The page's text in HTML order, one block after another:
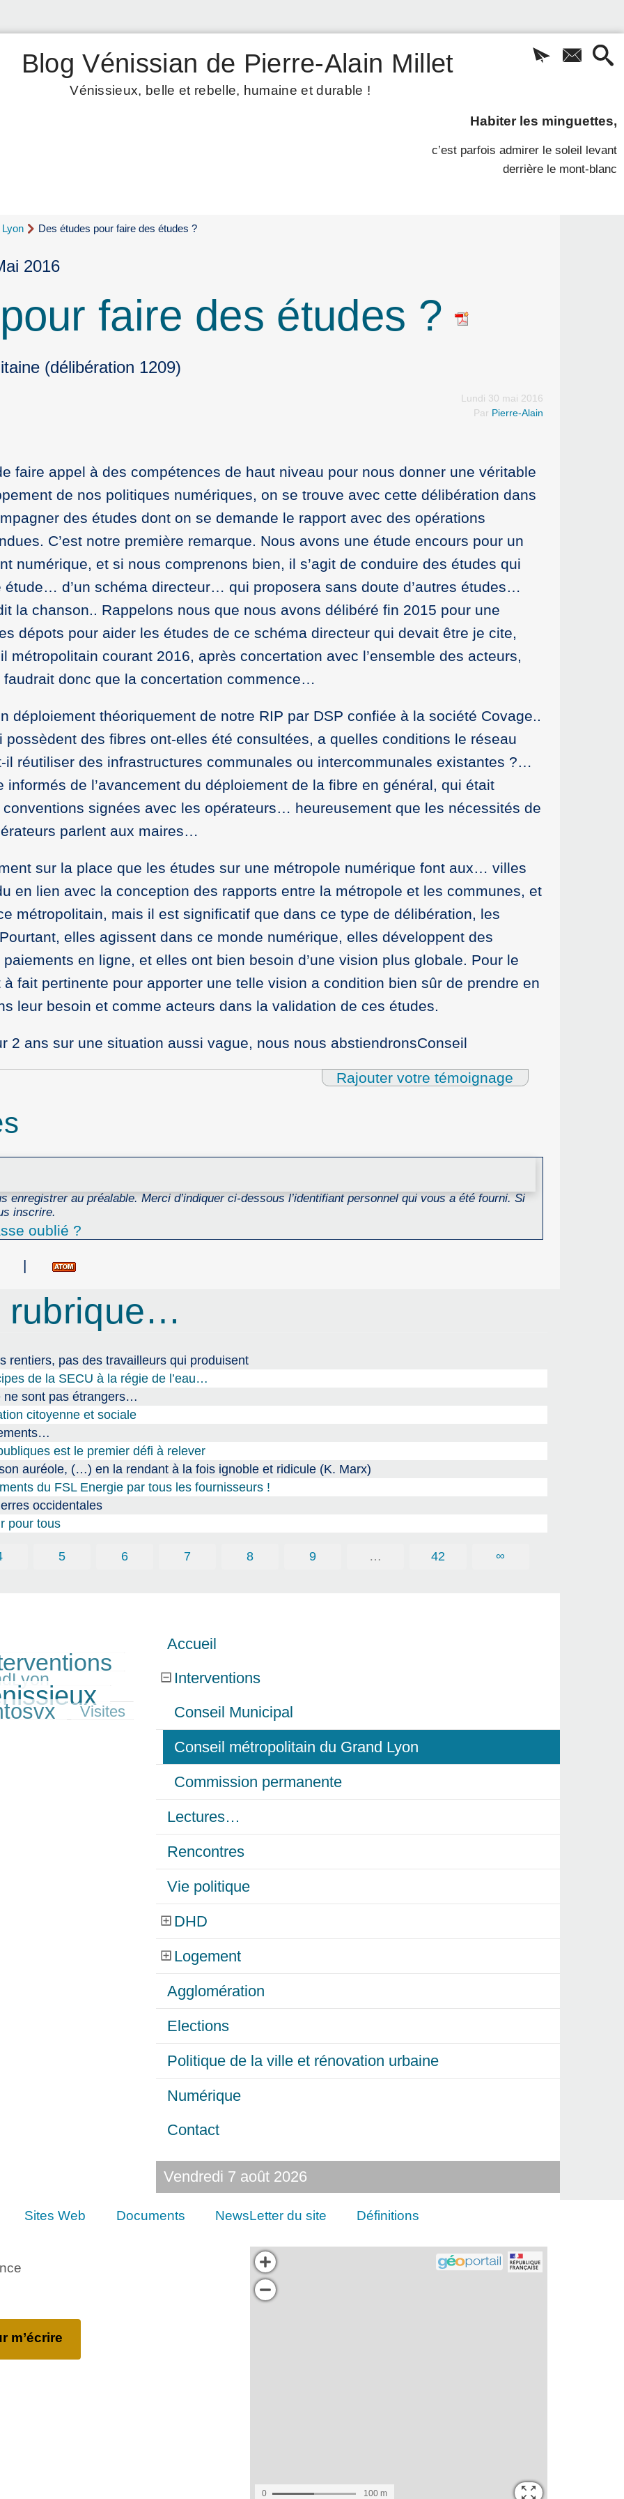
Blog Vénissian de Pierre-Alain Millet
Vénissieux, belle et rebelle, humaine et durable !
Habiter les minguettes,
c’est parfois admirer le soleil levant
derrière le mont-blanc
Des études pour faire des études ?
2016
faire des études ?
(délibération 1209)
Lundi 30 mai 2016
Par Pierre-Alain
faire appel à des compétences de haut niveau pour nous donner une véritable
de nos politiques numériques, on se trouve avec cette délibération dans
des études dont on se demande le rapport avec des opérations
C’est notre première remarque. Nous avons une étude encours pour un
numérique, et si nous comprenons bien, il s’agit de conduire des études qui
étude… d’un schéma directeur… qui proposera sans doute d’autres études…
la chanson.. Rappelons nous que nous avons délibéré fin 2015 pour une
dépots pour aider les études de ce schéma directeur qui devait être je cite,
métropolitain courant 2016, après concertation avec l’ensemble des acteurs,
donc que la concertation commence…
déploiement théoriquement de notre RIP par DSP confiée à la société Covage..
des fibres ont-elles été consultées, a quelles conditions le réseau
il réutiliser des infrastructures communales ou intercommunales existantes ?…
de l’avancement du déploiement de la fibre en général, qui était
signées avec les opérateurs… heureusement que les nécessités de
parlent aux maires…
sur la place que les études sur une métropole numérique font aux… villes
en lien avec la conception des rapports entre la métropole et les communes, et
métropolitain, mais il est significatif que dans ce type de délibération, les
elles agissent dans ce monde numérique, elles développent des
en ligne, et elles ont bien besoin d’une vision plus globale. Pour le
fait pertinente pour apporter une telle vision a condition bien sûr de prendre en
leur besoin et comme acteurs dans la validation de ces études.
2 ans sur une situation aussi vague, nous nous abstiendronsConseil
Rajouter votre témoignage
au préalable. Merci d’indiquer ci-dessous l’identifiant personnel qui vous a été fourni. Si
inscrire.
oublié ?
|
rubrique…
rentiers, pas des travailleurs qui produisent
de la SECU à la régie de l’eau…
ne sont pas étrangers…
citoyenne et sociale
est le premier défi à relever
auréole, (…) en la rendant à la fois ignoble et ridicule (K. Marx)
du FSL Energie par tous les fournisseurs !
occidentales
pour tous
5 6 7 8 9 … 42 ∞
Accueil
Interventions
Conseil Municipal
Conseil métropolitain du Grand Lyon
Commission permanente
Lectures…
Rencontres
Vie politique
DHD
Logement
Agglomération
Elections
Politique de la ville et rénovation urbaine
Numérique
Contact
Vendredi 7 août 2026
Visites
Sites Web Documents NewsLetter du site Définitions
m’écrire